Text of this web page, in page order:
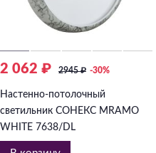
2 062 ₽ 2945₽ -30%
Настенно-потолочный
светильник СОНЕКС MRAMO
WHITE 7638/DL